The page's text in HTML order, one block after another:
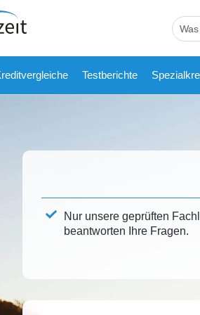
Testberichte
Nur unsere geprüften
beantworten Ihre Fragen.